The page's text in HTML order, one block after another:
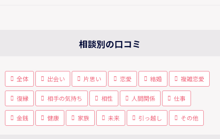
相談別の口コミ
全体 出会い 片思い 恋愛 結婚 複雑恋愛
復縁 相手の気持ち 相性 人間関係 仕事
金銭 健康 家族 未来 引っ越し その他